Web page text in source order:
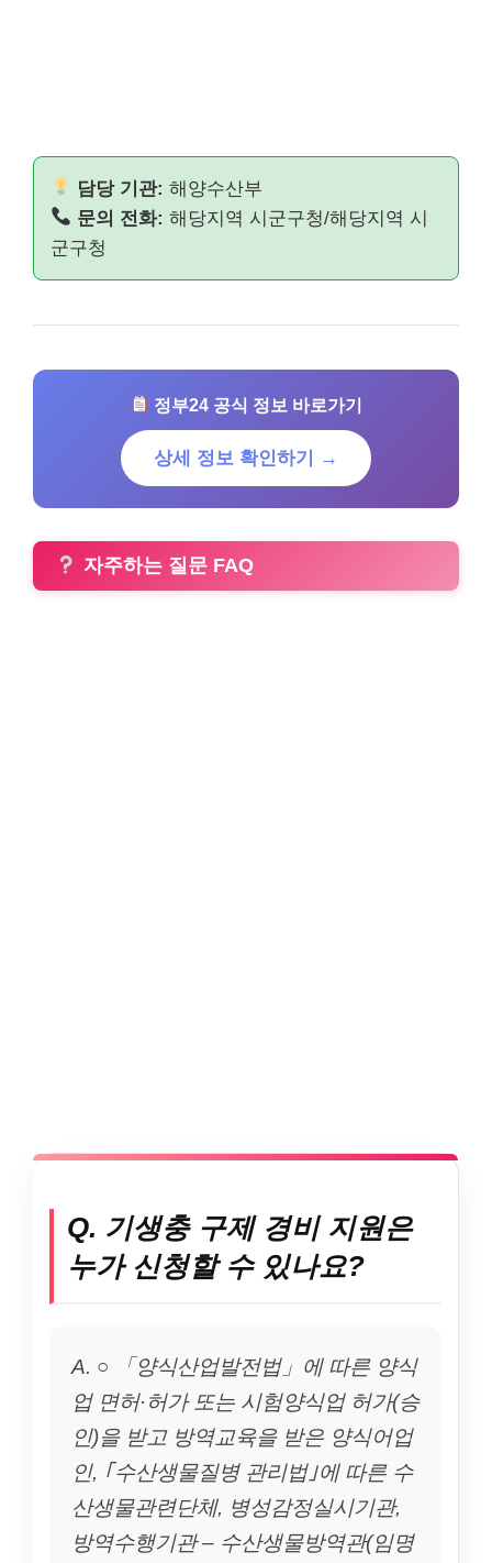
담당 기관: 해양수산부
문의 전화: 해당지역 시군구청/해당지역 시
군구청
정부24 공식 정보 바로가기
상세 정보 확인하기 →
자주하는 질문 FAQ
Q. 기생충 구제 경비 지원은
누가 신청할 수 있나요?
A. ○ 「양식산업발전법」에 따른 양식
업 면허·허가 또는 시험양식업 허가(승
인)을 받고 방역교육을 받은 양식어업
인, ｢수산생물질병 관리법｣에 따른 수
산생물관련단체, 병성감정실시기관,
방역수행기관 – 수산생물방역관(임명